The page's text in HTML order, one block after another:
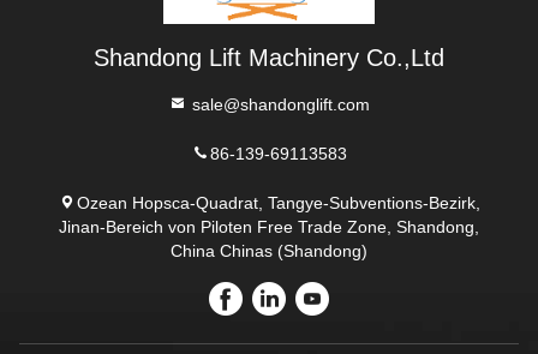
Shandong Lift Machinery Co.,Ltd
sale@shandonglift.com
86-139-69113583
Ozean Hopsca-Quadrat, Tangye-Subventions-Bezirk,
Jinan-Bereich von Piloten Free Trade Zone, Shandong,
China Chinas (Shandong)